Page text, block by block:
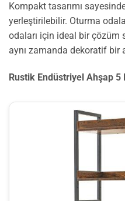
Kompakt tasarımı
yerleştirilebilir. Oturma
odaları için ideal bir çözüm
aynı zamanda dekoratif bir
Rustik Endüstriyel Ahşap 5